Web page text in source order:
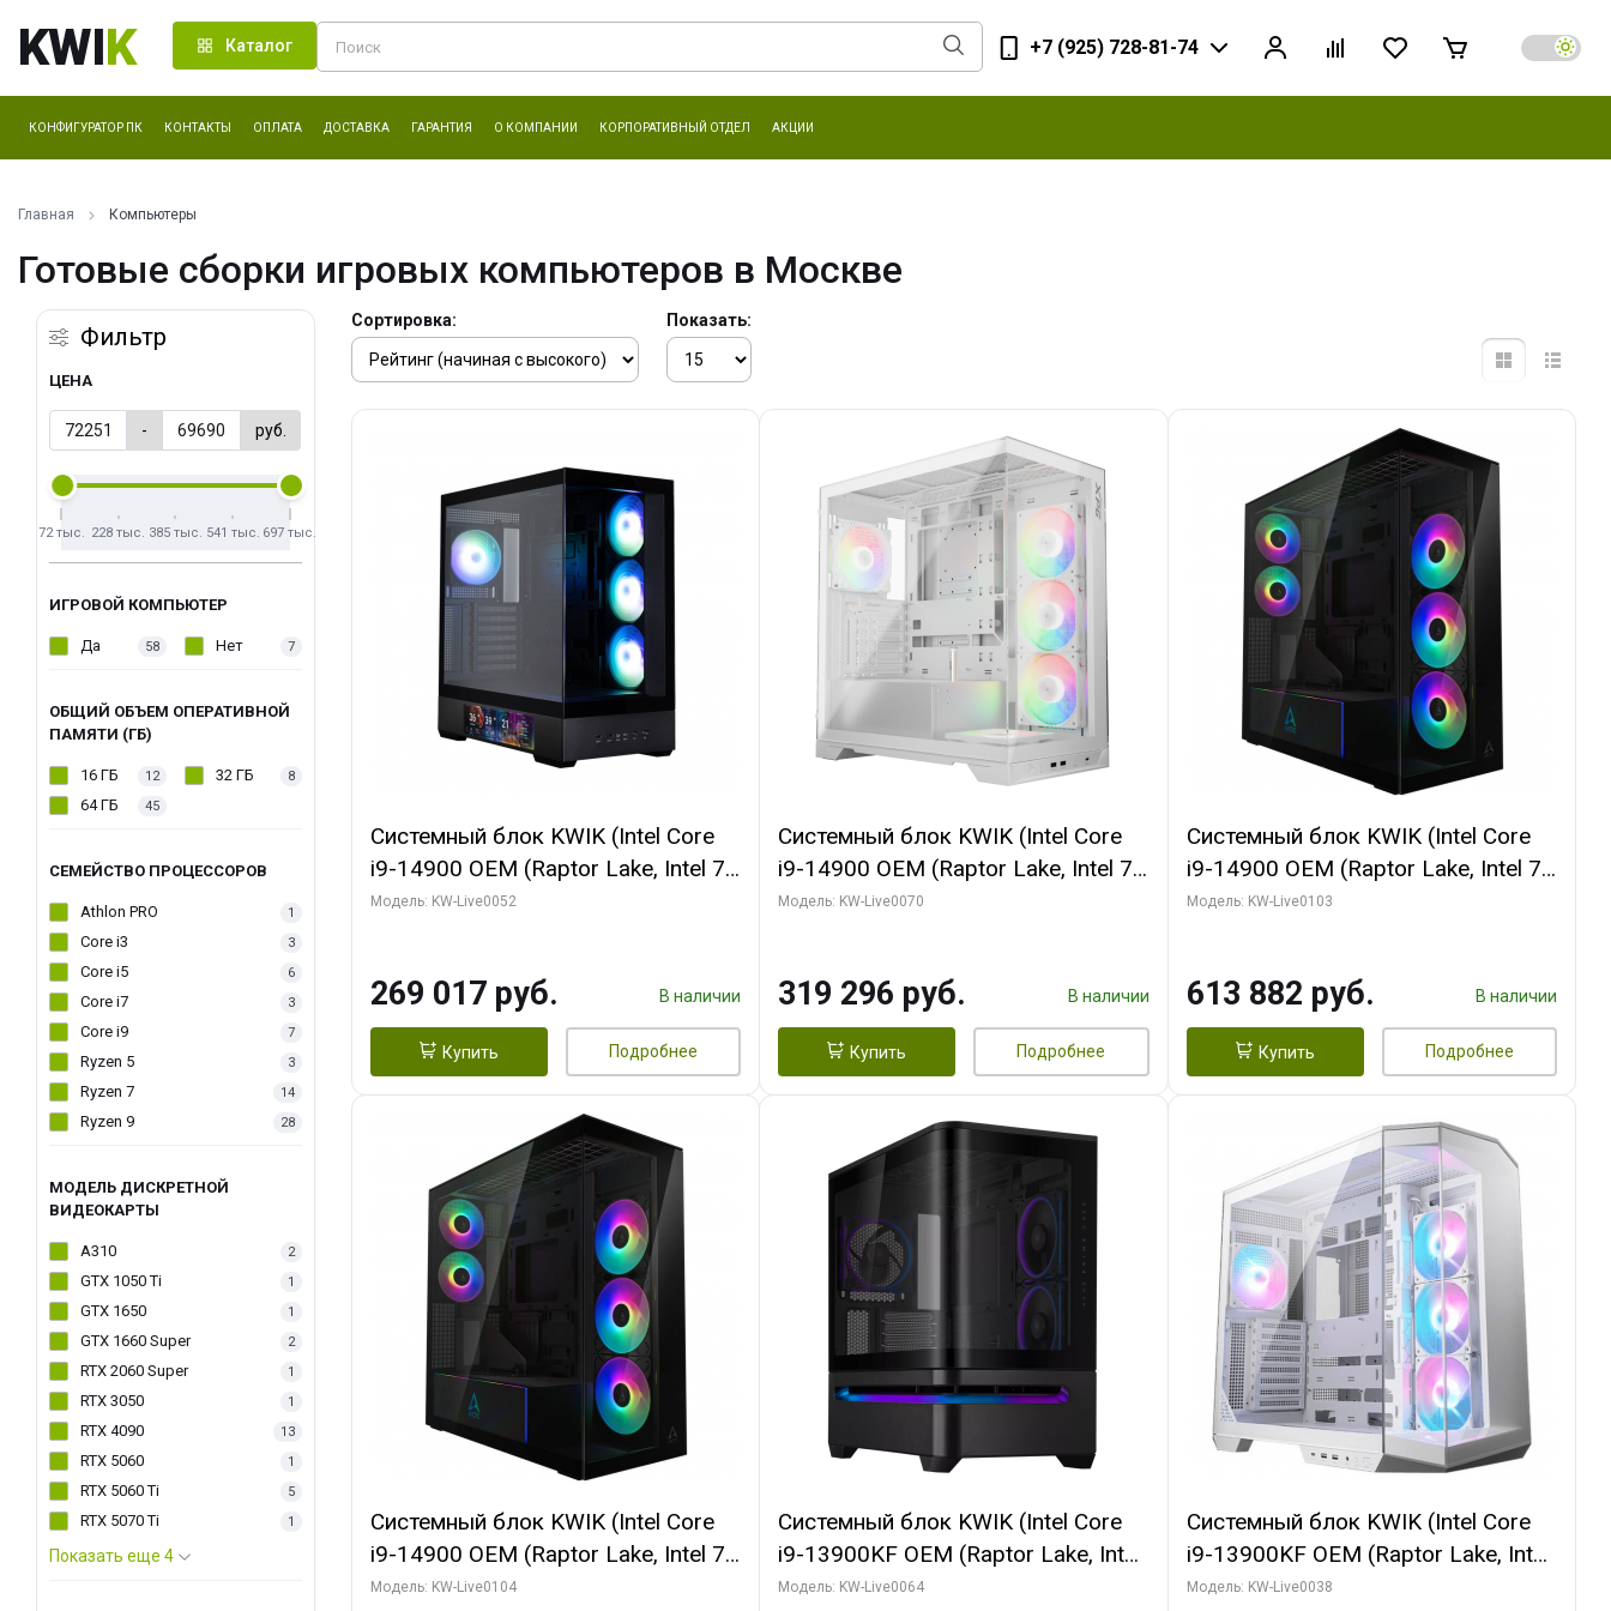
KWIK Каталог +7 (925) 728-81-74
КОНФИГУРАТОР ПК КОНТАКТЫ ОПЛАТА ДОСТАВКА ГАРАНТИЯ О КОМПАНИИ КОРПОРАТИВНЫЙ ОТДЕЛ АКЦИИ
Главная Компьютеры
Готовые сборки игровых компьютеров в Москве
Фильтр
ЦЕНА
- руб.
72 тыс. 228 тыс. 385 тыс. 541 тыс. 697 тыс.
ИГРОВОЙ КОМПЬЮТЕР
Да 58 Нет 7
ОБЩИЙ ОБЪЕМ ОПЕРАТИВНОЙ
ПАМЯТИ (ГБ)
16 ГБ 12 32 ГБ 8
64 ГБ 45
СЕМЕЙСТВО ПРОЦЕССОРОВ
Athlon PRO 1
Core i3 3
Core i5 6
Core i7 3
Core i9 7
Ryzen 5 3
Ryzen 7 14
Ryzen 9 28
МОДЕЛЬ ДИСКРЕТНОЙ
ВИДЕОКАРТЫ
A310 2
GTX 1050 Ti 1
GTX 1650 1
GTX 1660 Super 2
RTX 2060 Super 1
RTX 3050 1
RTX 4090 13
RTX 5060 1
RTX 5060 Ti 5
RTX 5070 Ti 1
Показать еще 4
Сортировка: Показать:
Системный блок KWIK (Intel Core
i9-14900 OEM (Raptor Lake, Intel 7,
C24 16EC/8PC// 64 ГБ ОЗУ (2
256bit 3xDP HD/ 512 ГБ SSD)
Модель: KW-Live0052
269 017 руб. В наличии
Купить Подробнее
Системный блок KWIK (Intel Core
i9-14900 OEM (Raptor Lake, Intel 7,
C24 16EC/8PC// 64 ГБ ОЗУ (2
GDDR7 256bit/ 960 ГБ SSD)
Модель: KW-Live0070
319 296 руб. В наличии
Купить Подробнее
Системный блок KWIK (Intel Core
i9-14900 OEM (Raptor Lake, Intel 7,
C24 16EC/8PC// 64 ГБ ОЗУ (2
Turbo/ 960 ГБ SSD)
Модель: KW-Live0103
613 882 руб. В наличии
Купить Подробнее
Системный блок KWIK (Intel Core
i9-14900 OEM (Raptor Lake, Intel 7,
C24 16EC/8PC// 64 ГБ ОЗУ (2
Модель: KW-Live0104
Системный блок KWIK (Intel Core
i9-13900KF OEM (Raptor Lake, Intel
7, C24 16EC/8P/ 64 ГБ ОЗУ (2
Модель: KW-Live0064
Системный блок KWIK (Intel Core
i9-13900KF OEM (Raptor Lake, Intel
7, C24 16EC/8P/ 32 ГБ ОЗУ (2
Модель: KW-Live0038